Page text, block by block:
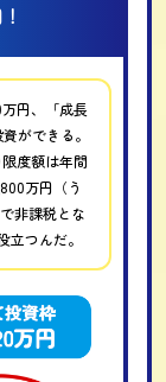
万円、「成長
ができる。
度額は年間
万円（う
非課税とな
立つんだ。